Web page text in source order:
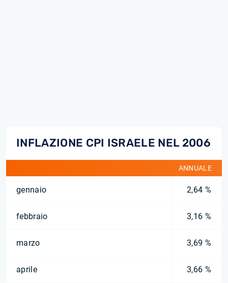
INFLAZIONE CPI ISRAELE NEL 2006
ANNUALE
gennaio 2,64 %
febbraio 3,16 %
marzo 3,69 %
aprile 3,66 %